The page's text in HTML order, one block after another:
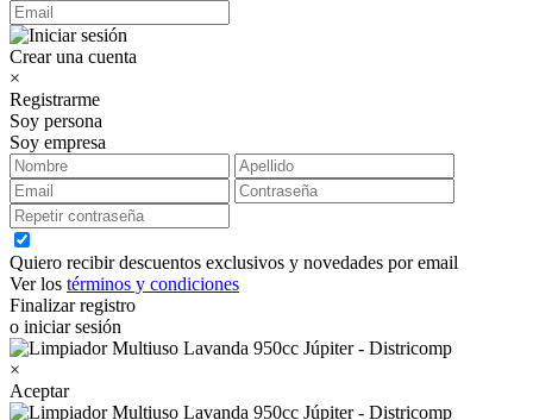
Crear una cuenta
×
Registrarme
Soy persona
Soy empresa
Quiero recibir descuentos exclusivos y novedades por email
Ver los términos y condiciones
Finalizar registro
o iniciar sesión
×
Aceptar